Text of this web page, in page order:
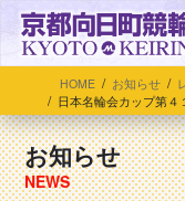
HOME お知らせ
日本名輪会カップ第
お知らせ